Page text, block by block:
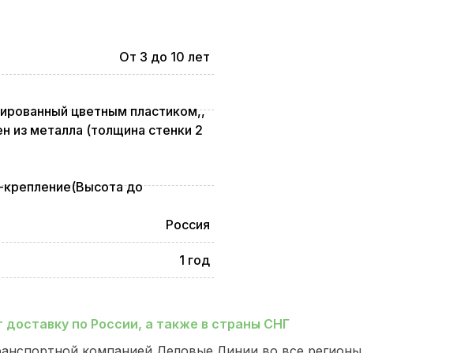
От 3 до 10 лет
цветным пластиком,,
из металла (толщина стенки 2
до
Россия
1 год
по России, а также в страны СНГ